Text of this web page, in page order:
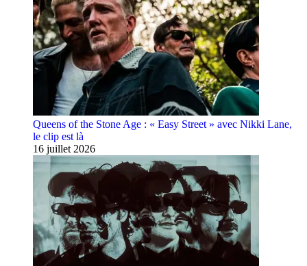
Queens of the Stone Age : « Easy Street » avec Nikki Lane,
le clip est là
16 juillet 2026